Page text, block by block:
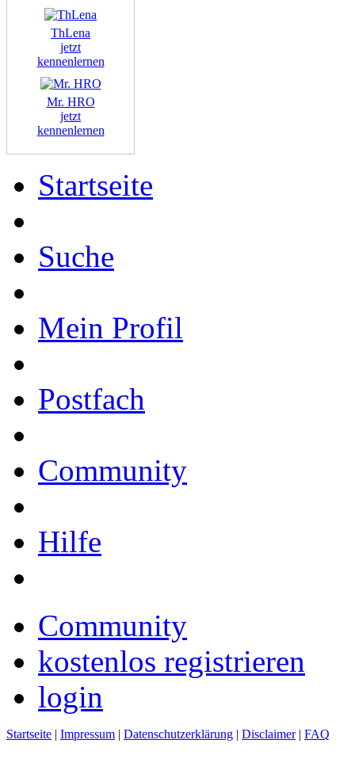
ThLena
jetzt
kennenlernen
Mr. HRO
jetzt
kennenlernen
Startseite
Suche
Mein Profil
Postfach
Community
Hilfe
Community
kostenlos registrieren
login
Startseite | Impressum | Datenschutzerklärung | Disclaimer| FAQ